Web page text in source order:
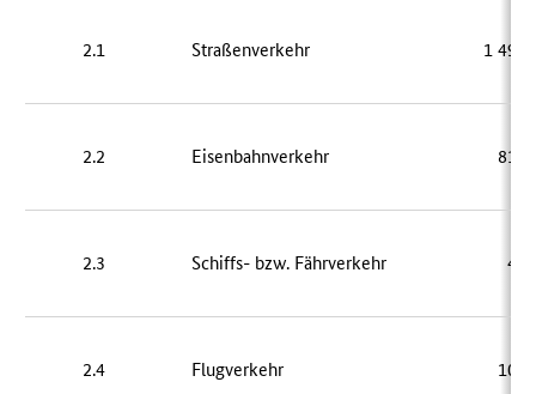
2.1 Straßenverkehr 1 496
2.2 Eisenbahnverkehr 819
2.3 Schiffs- bzw. Fährverkehr 43
2.4 Flugverkehr 109